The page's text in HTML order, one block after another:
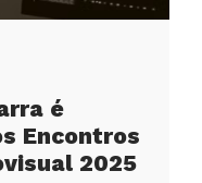
é
Encontros
2025